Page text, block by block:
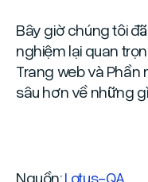
Bây giờ chúng tôi
nghiệm lại quan
Trang web và Phần
sâu hơn về những
Nguồn:Lotus-QA